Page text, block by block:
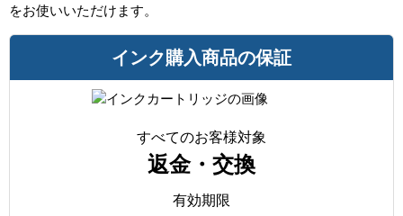
をお使いいただけます。
インク購入商品の保証
すべてのお客様対象
返金・交換
有効期限